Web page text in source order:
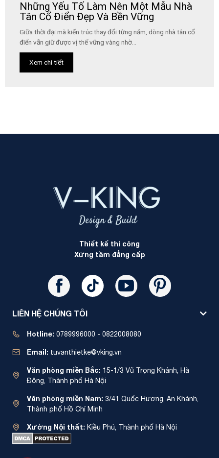
Những Yếu Tố Làm Nên Một Mẫu Nhà
Tân Cổ Điển Đẹp Và Bền Vững
Giữa thời đại mà kiến trúc thay đổi từng năm, dòng nhà tân cổ
điển vẫn giữ được vị thế vững vàng nhờ...
Xem chi tiết
Thiết kế thi công
Xứng tầm đẳng cấp
LIÊN HỆ CHÚNG TÔI
Hotline: 0789996000 - 0822008080
Email: tuvanthietke@vking.vn
Văn phòng miền Bắc: 15-1/3 Vũ Trọng Khánh, Hà
Đông, Thành phố Hà Nội
Văn phòng miền Nam: 3/41 Quốc Hương, An Khánh,
Thành phố Hồ Chí Minh
Xưởng Nội thất: Kiều Phú, Thành phố Hà Nội